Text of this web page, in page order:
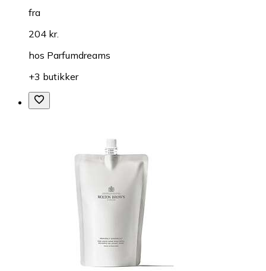
fra
204 kr.
hos Parfumdreams
+3 butikker